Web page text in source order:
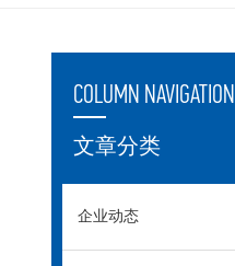
COLUMN NAVIGATION
文章分类
企业动态